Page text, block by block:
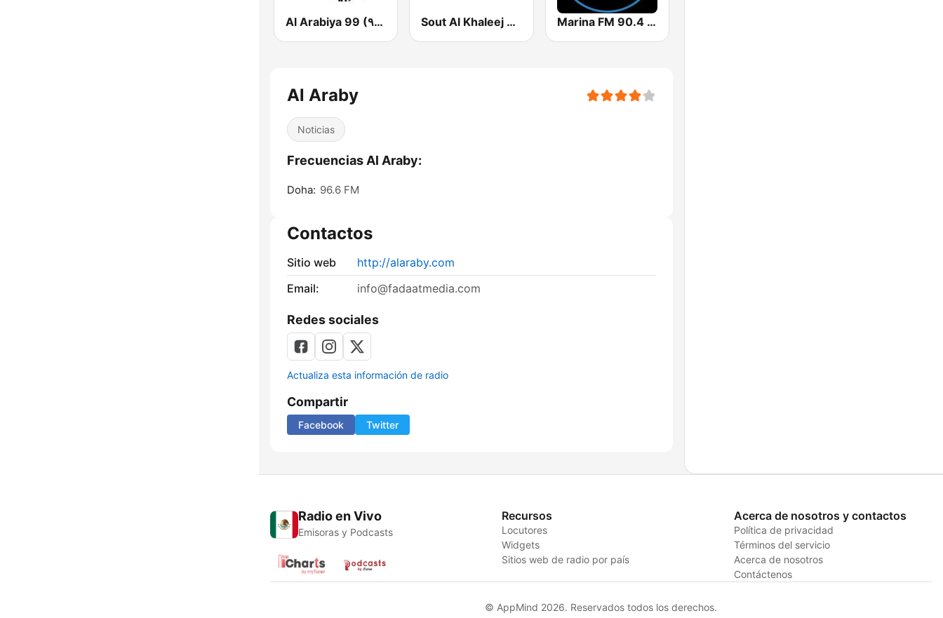
Al Arabiya 99 (العربية ٩٩) Sout Al Khaleej FM صوت الخليج Marina FM 90.4 (مارينا)
Al Araby
Noticias
Frecuencias Al Araby:
Doha: 96.6 FM
Contactos
Sitio web
http://alaraby.com
Email:
info@fadaatmedia.com
Redes sociales
Actualiza esta información de radio
Compartir
Facebook Twitter
Radio en Vivo
Emisoras y Podcasts
Recursos
Locutores
Widgets
Sitios web de radio por país
Acerca de nosotros y contactos
Política de privacidad
Términos del servicio
Acerca de nosotros
Contáctenos
© AppMind 2026. Reservados todos los derechos.